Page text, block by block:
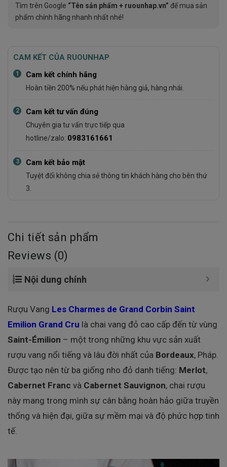
Tìm trên Google “Tên sản phẩm + ruounhap.vn” để mua sản
phẩm chính hãng nhanh nhất nhé!
CAM KẾT CỦA RUOUNHAP
1 Cam kết chính hãng
Hoàn tiền 200% nếu phát hiện hàng giả, hàng nhái.
2 Cam kết tư vấn đúng
Chuyên gia tư vấn trực tiếp qua
hotline/zalo: 0983161661
3 Cam kết bảo mật
Tuyệt đối không chia sẻ thông tin khách hàng cho bên thứ
3.
Chi tiết sản phẩm
Reviews (0)
Nội dung chính
Rượu Vang Les Charmes de Grand Corbin Saint
Emilion Grand Cru là chai vang đỏ cao cấp đến từ vùng
Saint-Émilion – một trong những khu vực sản xuất
rượu vang nổi tiếng và lâu đời nhất của Bordeaux, Pháp.
Được tạo nên từ ba giống nho đỏ danh tiếng: Merlot,
Cabernet Franc và Cabernet Sauvignon, chai rượu
này mang trong mình sự cân bằng hoàn hảo giữa truyền
thống và hiện đại, giữa sự mềm mại và độ phức hợp tinh
tế.